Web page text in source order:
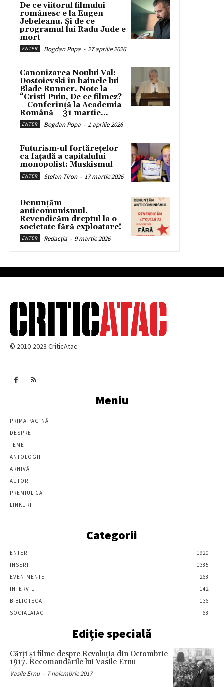
De ce viitorul filmului
românesc e la Eugen
Jebeleanu. Și de ce
programul lui Radu Jude e
mort
ENTER Bogdan Popa - 27 aprilie 2026
Canonizarea Noului Val:
Dostoievski în hainele lui
Blade Runner. Note la
“Cristi Puiu, De ce filmez?
– Conferință la Academia
Română – 31 martie...
ENTER Bogdan Popa - 1 aprilie 2026
Futurism-ul fortărețelor
ca fațadă a capitalului
monopolist: Muskismul
ENTER Stefan Tiron - 17 martie 2026
Denunțăm
anticomunismul.
Revendicăm dreptul la o
societate fără exploatare!
ENTER Redacția - 9 martie 2026
© 2010-2023 CriticAtac
Meniu
PRIMA PAGINĂ
DESPRE
TEME
ANTOLOGII
ARHIVĂ
AUTORI
PREMIUL CA
LINKURI
Categorii
ENTER
1920
INSERT
1385
EVENIMENTE
268
INTERVIU
142
BIBLIOTECA
136
SOCIALATAC
68
Ediție specială
Cărţi şi filme despre Revoluţia din Octombrie
1917. Recomandările lui Vasile Ernu
Vasile Ernu - 7 noiembrie 2017